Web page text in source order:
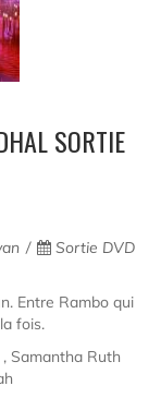
SORTIE
Sortie DVD
Entre Rambo qui
fois.
Samantha Ruth